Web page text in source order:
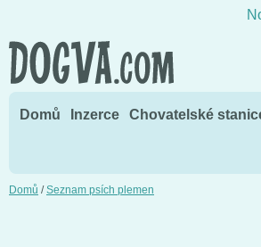
Domů Inzerce Chovatelské
Domů /Seznam psích plemen